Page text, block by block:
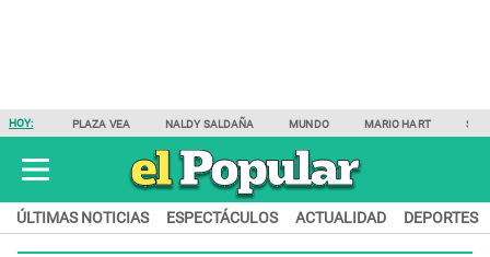
HOY: PLAZA VEA NALDY SALDAÑA MUNDO MARIO HART
ÚLTIMAS NOTICIAS ESPECTÁCULOS ACTUALIDAD DEPORTES